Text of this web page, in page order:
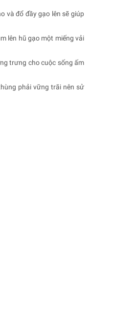
và đổ đầy gạo lên sẽ giúp
lên hũ gạo một miếng vải
trưng cho cuộc sống ấm
phải vững trãi nên sử